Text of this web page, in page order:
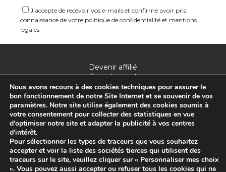
J'accepte de recevoir vos e-mails et confirme avoir pris
connaissance de votre politique de confidentialité et mentions
légales.
Devenir affilié
Recrutement
Mentions légales
Plan du site
Politique de confidentialité
Nous avons recours à des cookies techniques pour assurer le
bon fonctionnement de notre Site Internet et se souvenir de vos
paramètres. Notre site utilise également des cookies soumis à
votre consentement pour collecter des statistiques en vue
d’optimiser notre site et adapter la publicité à vos centres
d’intérêt.
Pour sélectionner les types de traceurs que vous souhaitez
accepter et voir la liste des sociétés tierces qui utilisent des
traceurs sur le site, veuillez cliquer sur « Personnaliser mes choix
». Vous pouvez aussi accepter ou refuser tous les cookies qui ne